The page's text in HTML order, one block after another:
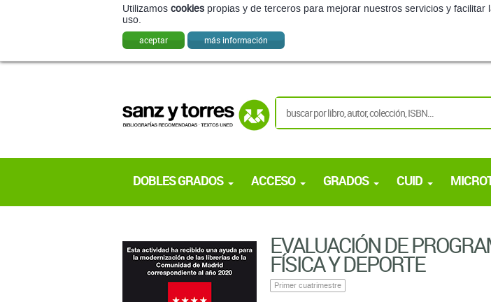
Utilizamos cookies propias y de terceros para mejorar nuestros servicios y
uso.
aceptar más información
DOBLES GRADOS ACCESO GRADOS CUID
EVALUACIÓN DE
FÍSICA Y DEPORTE
Primer cuatrimestre